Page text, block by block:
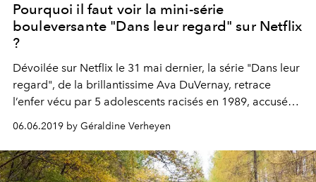
Pourquoi il faut voir la mini-série
bouleversante "Dans leur regard" sur Netflix
?
Dévoilée sur Netflix le 31 mai dernier, la série "Dans leur
regard", de la brillantissime Ava DuVernay, retrace
l’enfer vécu par 5 adolescents racisés en 1989, accusés à
tort de viol alors qu’une joggeuse était laissée pour
morte à Central Park. Une mini-série révoltante d’intérêt
public à regarder d’urgence.
06.06.2019 by Géraldine Verheyen